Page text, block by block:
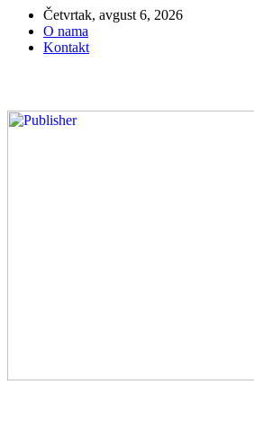
Četvrtak, avgust 6, 2026
O nama
Kontakt